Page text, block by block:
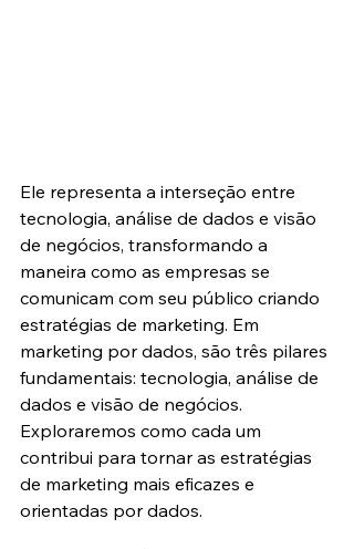
Ele representa a interseção entre
tecnologia, análise de dados e visão
de negócios, transformando a
maneira como as empresas se
comunicam com seu público criando
estratégias de marketing. Em
marketing por dados, são três pilares
fundamentais: tecnologia, análise de
dados e visão de negócios.
Exploraremos como cada um
contribui para tornar as estratégias
de marketing mais eficazes e
orientadas por dados.